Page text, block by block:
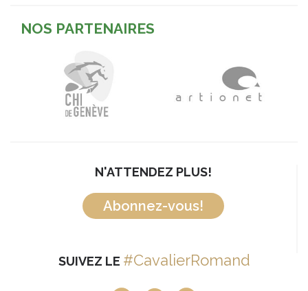
NOS PARTENAIRES
N'ATTENDEZ PLUS!
Abonnez-vous!
SUIVEZ LE #CavalierRomand